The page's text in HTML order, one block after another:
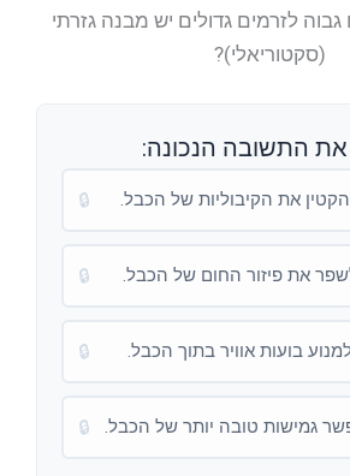
לזרמים גדולים יש מבנה גזרתי
(סקטוריאלי)?
התשובה הנכונה:
את הקיבוליות של הכבל. 🔒
את פיזור החום של הכבל. 🔒
בועות אוויר בתוך הכבל. 🔒
גמישות טובה יותר של הכבל. 🔒